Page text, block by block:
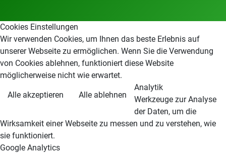
Cookies Einstellungen
Wir verwenden Cookies, um Ihnen das beste Erlebnis auf
unserer Webseite zu ermöglichen. Wenn Sie die Verwendung
von Cookies ablehnen, funktioniert diese Website
möglicherweise nicht wie erwartet.
Alle akzeptieren Alle ablehnen
Analytik
Werkzeuge zur Analyse
der Daten, um die
Wirksamkeit einer Webseite zu messen und zu verstehen, wie
sie funktioniert.
Google Analytics